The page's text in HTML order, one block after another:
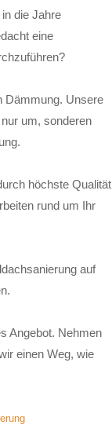
die Jahre
eine
Dämmung. Unsere
um, sonderen
höchste Qualität
rund um Ihr
auf
Angebot. Nehmen
einen Weg, wie